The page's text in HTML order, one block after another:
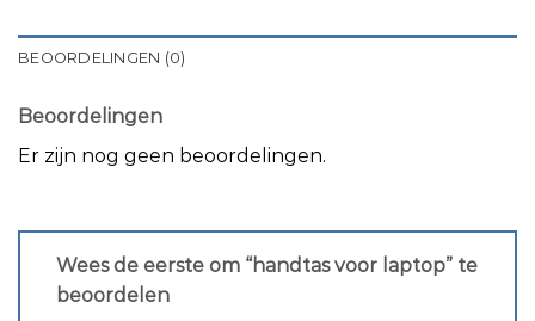
BEOORDELINGEN (0)
Beoordelingen
Er zijn nog geen beoordelingen.
Wees de eerste om “handtas voor laptop” te
beoordelen